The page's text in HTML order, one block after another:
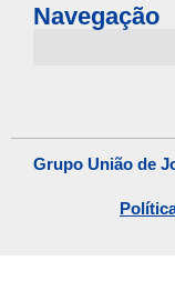
Navegação
Grupo União de